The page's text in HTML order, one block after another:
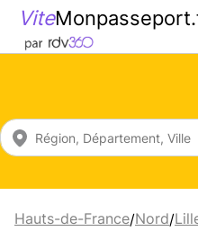
Vite
Hauts-de-France/Nord/